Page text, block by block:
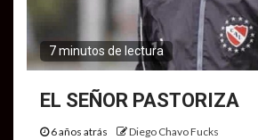
7 minutos de lectura
EL SEÑOR PASTORIZA
6 años atrás Diego Chavo Fucks